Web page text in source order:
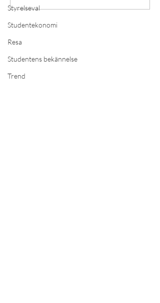
Styrelseval
Studentekonomi
Resa
Studentens bekännelse
Trend
”Oscarsspecial – Electric
Boogaloo”
LÄS MER